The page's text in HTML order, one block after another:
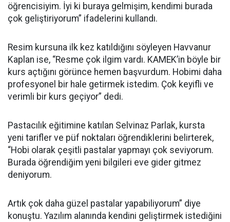
öğrencisiyim. İyi ki buraya gelmişim, kendimi burada
çok geliştiriyorum” ifadelerini kullandı.
Resim kursuna ilk kez katıldığını söyleyen Havvanur
Kaplan ise, “Resme çok ilgim vardı. KAMEK’in böyle bir
kurs açtığını görünce hemen başvurdum. Hobimi daha
profesyonel bir hale getirmek istedim. Çok keyifli ve
verimli bir kurs geçiyor” dedi.
Pastacılık eğitimine katılan Selvinaz Parlak, kursta
yeni tarifler ve püf noktaları öğrendiklerini belirterek,
“Hobi olarak çeşitli pastalar yapmayı çok seviyorum.
Burada öğrendiğim yeni bilgileri eve gider gitmez
deniyorum.
Artık çok daha güzel pastalar yapabiliyorum” diye
konuştu. Yazılım alanında kendini geliştirmek istediğini